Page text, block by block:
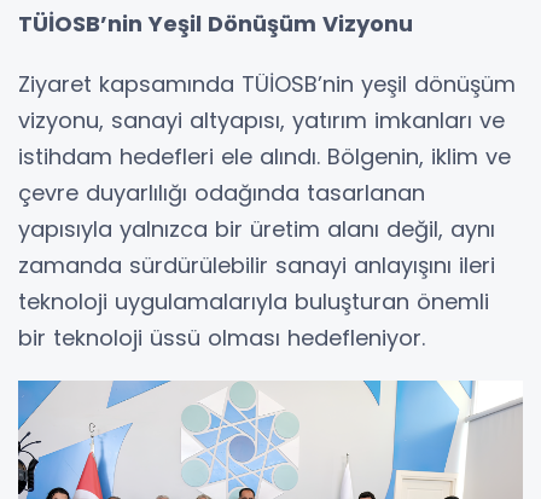
TÜİOSB’nin Yeşil Dönüşüm Vizyonu
Ziyaret kapsamında TÜİOSB’nin yeşil dönüşüm
vizyonu, sanayi altyapısı, yatırım imkanları ve
istihdam hedefleri ele alındı. Bölgenin, iklim ve
çevre duyarlılığı odağında tasarlanan
yapısıyla yalnızca bir üretim alanı değil, aynı
zamanda sürdürülebilir sanayi anlayışını ileri
teknoloji uygulamalarıyla buluşturan önemli
bir teknoloji üssü olması hedefleniyor.